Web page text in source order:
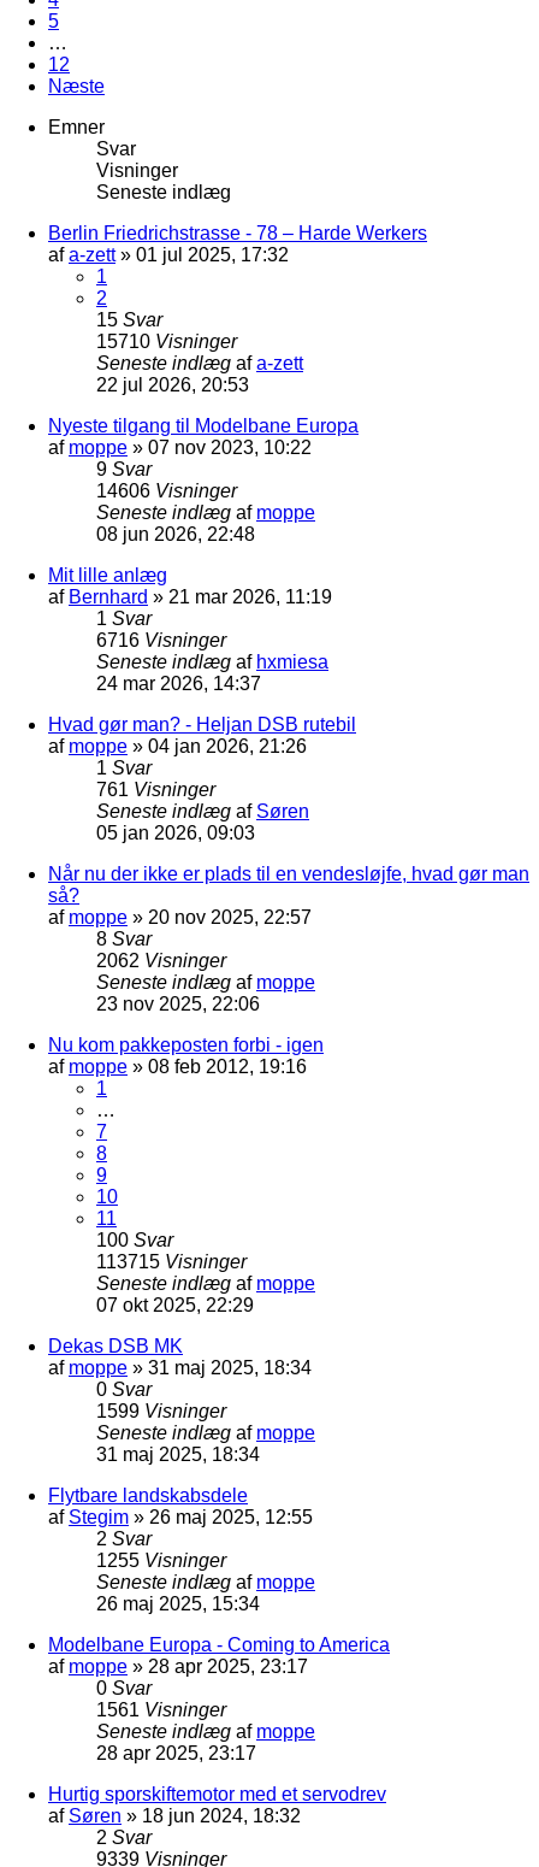
5
…
12
Næste
Emner
Svar
Visninger
Seneste indlæg
Berlin Friedrichstrasse - 78 – Harde Werkers
afa-zett» 01 jul 2025, 17:32
1
2
15 Svar
15710 Visninger
Seneste indlæg afa-zett
22 jul 2026, 20:53
Nyeste tilgang til Modelbane Europa
af moppe » 07 nov 2023, 10:22
9 Svar
14606 Visninger
Seneste indlæg af moppe
08 jun 2026, 22:48
Mit lille anlæg
af Bernhard » 21 mar 2026, 11:19
1 Svar
6716 Visninger
Seneste indlæg af hxmiesa
24 mar 2026, 14:37
Hvad gør man? - Heljan DSB rutebil
af moppe » 04 jan 2026, 21:26
1 Svar
761 Visninger
Seneste indlæg af Søren
05 jan 2026, 09:03
Når nu der ikke er plads til en vendesløjfe, hvad gør man
så?
af moppe » 20 nov 2025, 22:57
8 Svar
2062 Visninger
Seneste indlæg af moppe
23 nov 2025, 22:06
Nu kom pakkeposten forbi - igen
af moppe » 08 feb 2012, 19:16
1
…
7
8
9
10
11
100 Svar
113715 Visninger
Seneste indlæg af moppe
07 okt 2025, 22:29
Dekas DSB MK
af moppe » 31 maj 2025, 18:34
0 Svar
1599 Visninger
Seneste indlæg af moppe
31 maj 2025, 18:34
Flytbare landskabsdele
af Stegim » 26 maj 2025, 12:55
2 Svar
1255 Visninger
Seneste indlæg af moppe
26 maj 2025, 15:34
Modelbane Europa - Coming to America
af moppe » 28 apr 2025, 23:17
0 Svar
1561 Visninger
Seneste indlæg af moppe
28 apr 2025, 23:17
Hurtig sporskiftemotor med et servodrev
af Søren » 18 jun 2024, 18:32
2 Svar
9339 Visninger